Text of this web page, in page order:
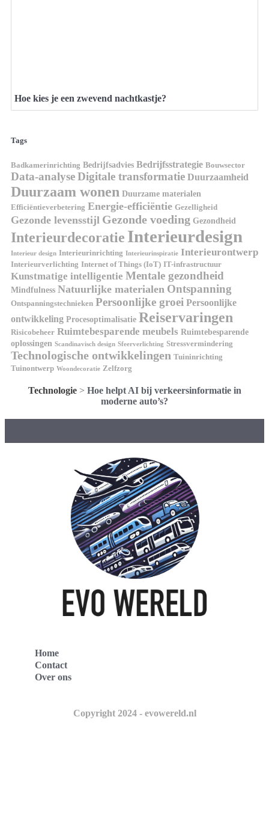
Hoe kies je een zwevend nachtkastje?
Tags
Badkamerinrichting Bedrijfsadvies Bedrijfsstrategie Bouwsector
Data-analyseDigitale transformatie Duurzaamheid
Duurzaam wonen Duurzame materialen
Efficiëntieverbetering Energie-efficiëntie Gezelligheid
Gezonde levensstijl Gezonde voeding Gezondheid
Interieurdecoratie Interieurdesign
Interieur design Interieurinrichting Interieurinspiratie Interieurontwerp
Interieurverlichting Internet of Things (IoT) IT-infrastructuur
Kunstmatige intelligentie Mentale gezondheid
Mindfulness Natuurlijke materialen Ontspanning
Ontspanningstechnieken Persoonlijke groei Persoonlijke
ontwikkeling Procesoptimalisatie Reiservaringen
Risicobeheer Ruimtebesparende meubels Ruimtebesparende
oplossingen Scandinavisch design Sfeerverlichting Stressvermindering
Technologische ontwikkelingen Tuininrichting
Tuinontwerp Woondecoratie Zelfzorg
Technologie> Hoe helpt AI bij verkeersinformatie in
moderne auto’s?
Home
Contact
Over ons
Copyright 2024 - evowereld.nl